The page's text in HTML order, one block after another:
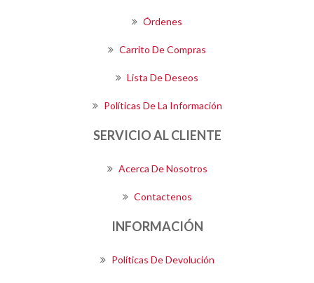
Órdenes
Carrito De Compras
Lista De Deseos
Políticas De La Información
SERVICIO AL CLIENTE
Acerca De Nosotros
Contactenos
INFORMACIÓN
Políticas De Devolución